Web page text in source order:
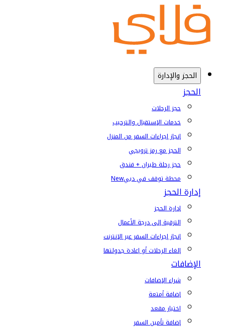
الحجز والإدارة
الحجز
حجز الرحلات
خدمات الإستقبال والترحيب
إنجاز إجراءات السفر من المنزل
الحجز مع رمز ترويجي
حجز رحلة طيران + فندق
محطة توقف في دبيNew
إدارة الحجز
إدارة الحجز
الترقية إلى درجة الأعمال
إنجاز إجراءات السفر عبر الإنترنت
إلغاء الرحلات أو إعادة جدولتها
الإضافات
شراء الإضافات
إضافة أمتعة
اختيار مقعد
إضافة تأمين السفر